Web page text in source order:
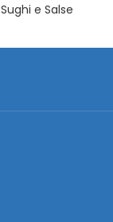
Sughi e Salse